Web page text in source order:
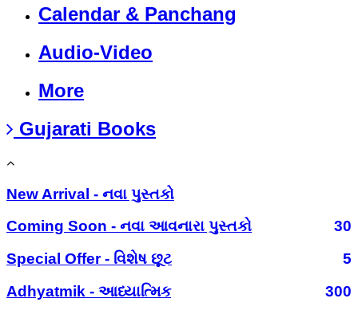
Calendar & Panchang
Audio-Video
More
Gujarati Books
New Arrival - નવા પુસ્તકો
Coming Soon - નવા આવનારા પુસ્તકો
30
Special Offer - વિશેષ છૂટ
5
Adhyatmik - આધ્યાત્મિક
300